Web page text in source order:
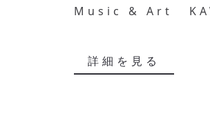
Music & Art
詳細を見る